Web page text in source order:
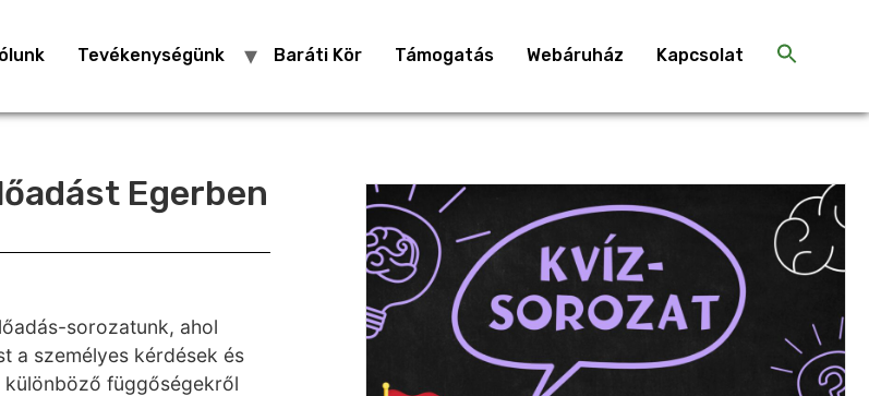
Tevékenységünk Baráti Kör Támogatás Webáruház Kapcsolat
Egerben
sorozatunk, ahol
a személyes kérdések és
függőségekről